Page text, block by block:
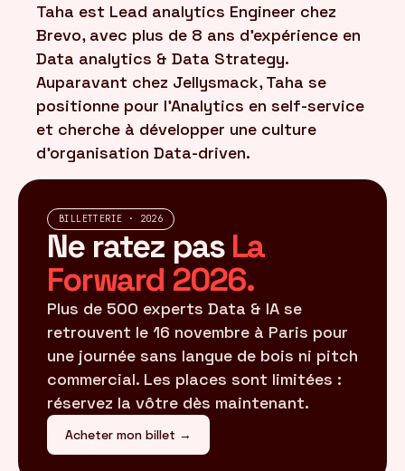
Taha est Lead analytics Engineer chez
Brevo, avec plus de 8 ans d'expérience en
Data analytics & Data Strategy.
Auparavant chez Jellysmack, Taha se
positionne pour l'Analytics en self-service
et cherche à développer une culture
d'organisation Data-driven.
BILLETTERIE · 2026
Ne ratez pas La
Forward 2026.
Plus de 500 experts Data & IA se
retrouvent le 16 novembre à Paris pour
une journée sans langue de bois ni pitch
commercial. Les places sont limitées :
réservez la vôtre dès maintenant.
Acheter mon billet →